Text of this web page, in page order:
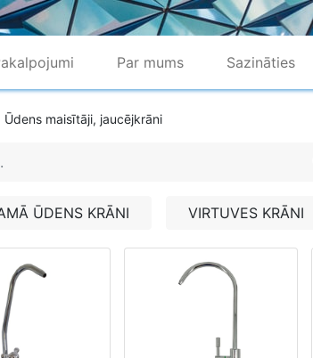
Par mums Sazināties
Ūdens maisītāji, jaucējkrāni
ŪDENS KRĀNI VIRTUVES KRĀNI